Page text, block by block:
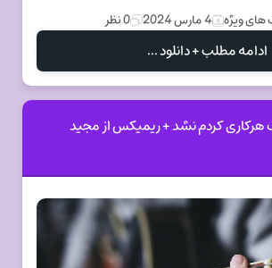
ویژه 4 مارس 2024 0 نظر
ادامه مطلب + دانلود ...
هرکاری کردم نشد + ریمیکس از مجید